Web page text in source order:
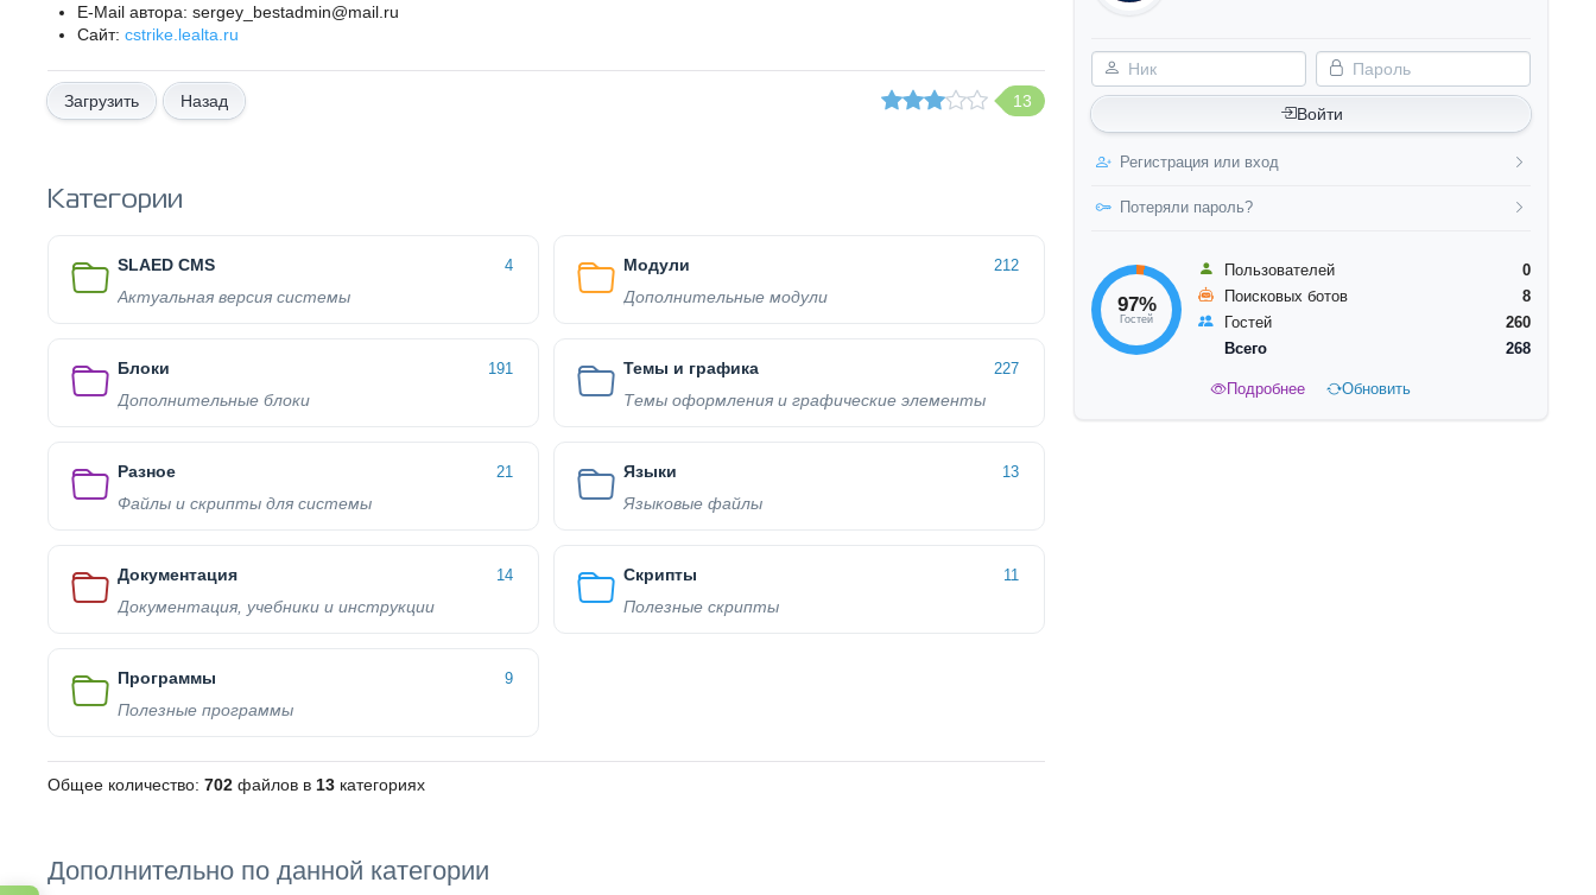
E-Mail автора: sergey_bestadmin@mail.ru
Сайт: cstrike.lealta.ru
13
Назад
Категории
SLAED CMS 4
Актуальная версия системы
Модули 212
Дополнительные модули
Блоки 191
Дополнительные блоки
Темы и графика 227
Темы оформления и графические элементы
Разное 21
Файлы и скрипты для системы
Языки 13
Языковые файлы
Документация 14
Документация, учебники и инструкции
Скрипты 11
Полезные скрипты
Программы 9
Полезные программы
Общее количество: 702 файлов в 13 категориях
Дополнительно по данной категории
Ник Пароль
Войти
Регистрация или вход
Потеряли пароль?
97%
Гостей
Пользователей
0
Поисковых ботов
8
Гостей
260
Всего
268
Подробнее Обновить